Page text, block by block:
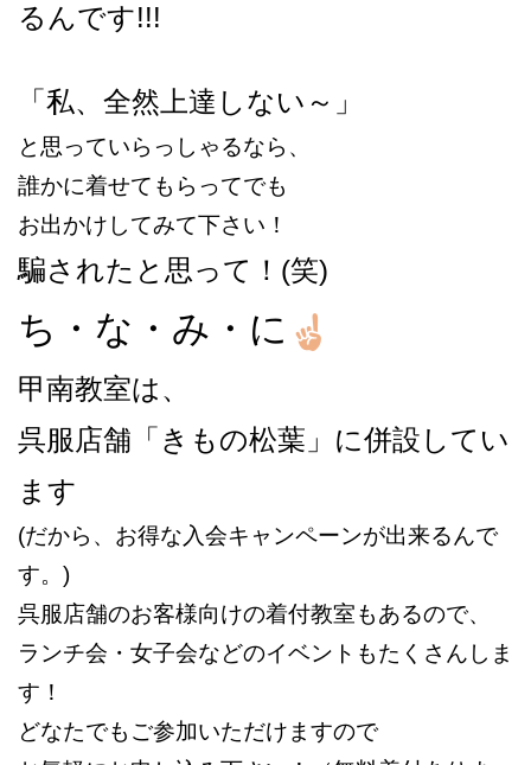
るんです!!!
「私、全然上達しない～」
と思っていらっしゃるなら、
誰かに着せてもらってでも
お出かけしてみて下さい！
騙されたと思って！(笑)
ち・な・み・に
甲南教室は、
呉服店舗「きもの松葉」に併設してい
ます
(だから、お得な入会キャンペーンが出来るんで
す。)
呉服店舗のお客様向けの着付教室もあるので、
ランチ会・女子会などのイベントもたくさんしま
す！
どなたでもご参加いただけますので